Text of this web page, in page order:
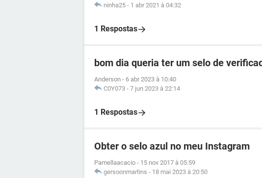
ninha25 - 1 abr 2021 à 04:32
1 Respostas
bom dia queria ter um selo de
Anderson - 6 abr 2023 à 10:40
C0Y073 - 7 jun 2023 à 22:14
1 Respostas
Obter o selo azul no meu Instagram
Pamellaacacio - 15 nov 2017 à 05:59
gersoonmartins - 18 mai 2023 à 20:50